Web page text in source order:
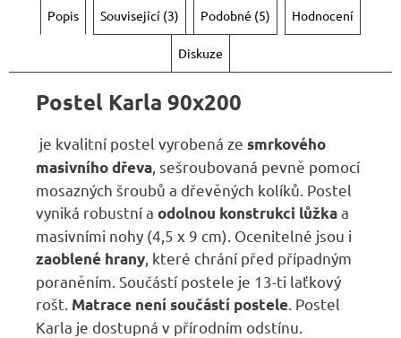
Popis Související (3) Podobné (5) Hodnocení
Diskuze
Postel Karla 90x200
je kvalitní postel vyrobená ze smrkového
masivního dřeva, sešroubovaná pevně pomocí
mosazných šroubů a dřevěných kolíků. Postel
vyniká robustní a odolnou konstrukci lůžkaa
masivními nohy (4,5 x 9 cm). Ocenitelné jsou i
zaoblené hrany, které chrání před případným
poraněním. Součástí postele je 13-ti laťkový
rošt. Matrace není součástí postele. Postel
Karla je dostupná v přírodním odstínu.